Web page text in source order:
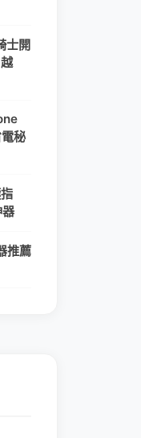
士開
秘
推薦